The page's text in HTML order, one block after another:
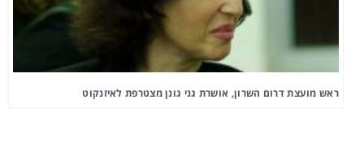
ראש מועצת דרום השרון, אושרת גני גונן מצטרפת לאיזנקוט